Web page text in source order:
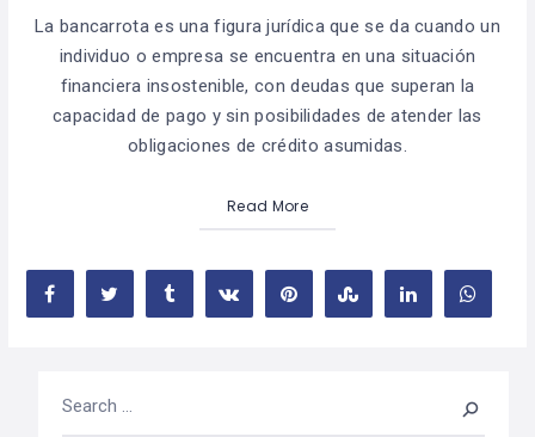
La bancarrota es una figura jurídica que se da cuando un
individuo o empresa se encuentra en una situación
financiera insostenible, con deudas que superan la
capacidad de pago y sin posibilidades de atender las
obligaciones de crédito asumidas.
Read More